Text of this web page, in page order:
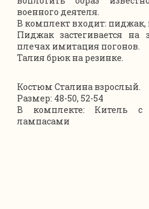
военного деятеля.
В комплект входит:
Пиджак застегивается
плечах имитация погонов.
Талия брюк на резинке.
Костюм Сталина взрослый.
Размер: 48-50, 52-54
В комплекте: Китель
лампасами